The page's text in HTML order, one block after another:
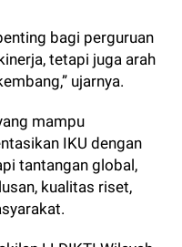
bagi perguruan
tetapi juga arah
ujarnya.
mampu
IKU dengan
tantangan global,
kualitas riset,